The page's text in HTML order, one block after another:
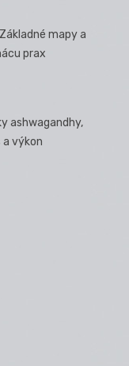
mapy a
prax
ashwagandhy,
a výkon